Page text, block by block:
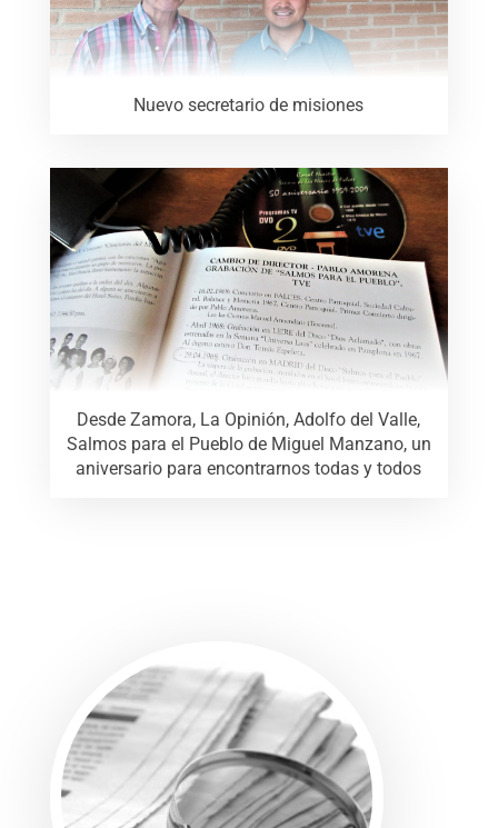
Nuevo secretario de misiones
Desde Zamora, La Opinión, Adolfo del Valle,
Salmos para el Pueblo de Miguel Manzano, un
aniversario para encontrarnos todas y todos